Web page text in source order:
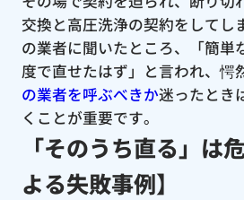
交換と高圧洗浄の契約をしてし
の業者に聞いたところ、「簡単
度で直せたはず」と言われ、愕
の業者を呼ぶべきか迷ったとき
くことが重要です。
「そのうち直る」は
よる失敗事例】